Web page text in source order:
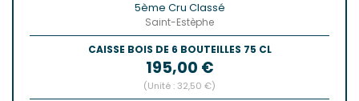
5ème Cru Classé
Saint-Estèphe
CAISSE BOIS DE 6 BOUTEILLES 75 CL
Prix
195,00 €
(Unité : 32,50 €)